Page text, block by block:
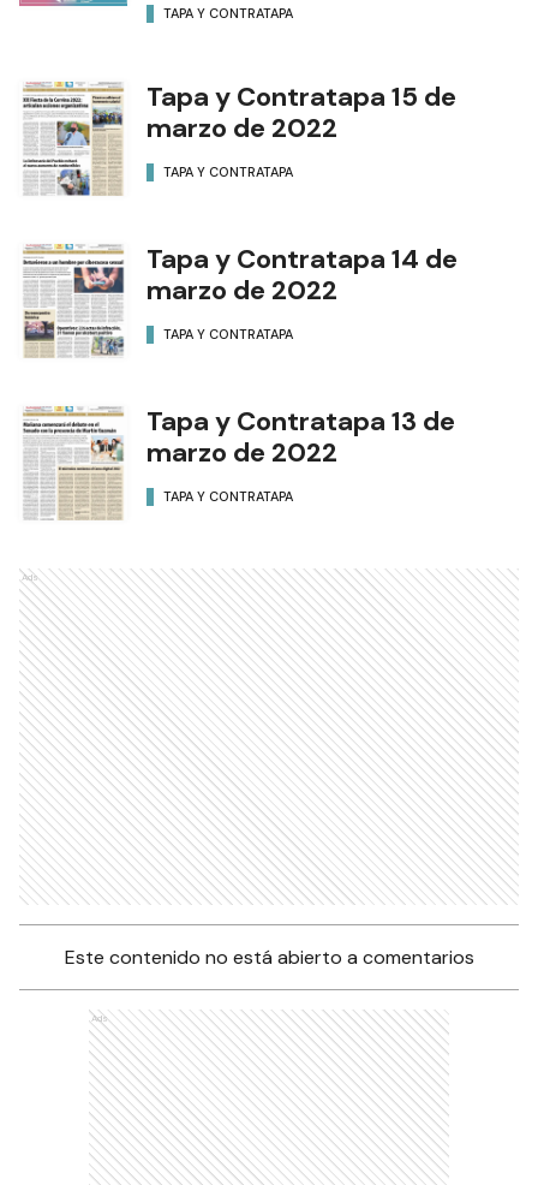
TAPA Y CONTRATAPA
Tapa y Contratapa 15 de
marzo de 2022
TAPA Y CONTRATAPA
Tapa y Contratapa 14 de
marzo de 2022
TAPA Y CONTRATAPA
Tapa y Contratapa 13 de
marzo de 2022
TAPA Y CONTRATAPA
Ads
Este contenido no está abierto a comentarios
Ads